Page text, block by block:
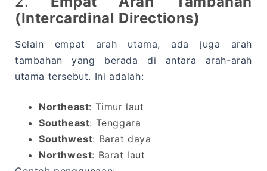
(Intercardinal Directions)
Selain empat arah utama, ada juga arah
tambahan yang berada di antara arah-arah
utama tersebut. Ini adalah:
Northeast: Timur laut
Southeast: Tenggara
Southwest: Barat daya
Northwest: Barat laut